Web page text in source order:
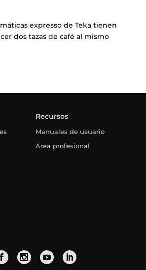
expresso de Teka tienen
dos tazas de café al mismo
Recursos
Manuales de usuario
Área profesional